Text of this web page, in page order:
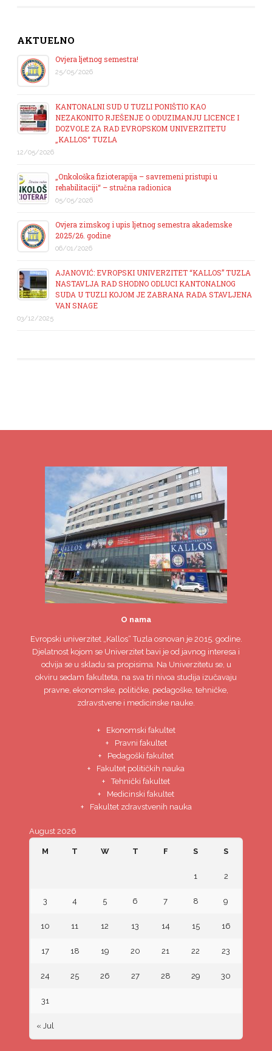
AKTUELNO
Ovjera ljetnog semestra!
25/05/2026
KANTONALNI SUD U TUZLI PONIŠTIO KAO
NEZAKONITO RJEŠENJE O ODUZIMANJU LICENCE I
DOZVOLE ZA RAD EVROPSKOM UNIVERZITETU
„KALLOS“ TUZLA
12/05/2026
„Onkološka fizioterapija – savremeni pristupi u
rehabilitaciji“ – stručna radionica
05/05/2026
Ovjera zimskog i upis ljetnog semestra akademske
2025/26. godine
06/01/2026
AJANOVIĆ: EVROPSKI UNIVERZITET “KALLOS” TUZLA
NASTAVLJA RAD SHODNO ODLUCI KANTONALNOG
SUDA U TUZLI KOJOM JE ZABRANA RADA STAVLJENA
VAN SNAGE
03/12/2025
O nama
Evropski univerzitet„Kallos“ Tuzla osnovan je 2015. godine.
Djelatnost kojom se Univerzitet bavi je od javnog interesa i
odvija se u skladu sa propisima. Na Univerzitetu se, u
okviru sedam fakulteta, na sva tri nivoa studija izučavaju
pravne, ekonomske, političke, pedagoške, tehničke,
zdravstvene i medicinske nauke.
Ekonomski fakultet
Pravni fakultet
Pedagoški fakultet
Fakultet političkih nauka
Tehnički fakultet
Medicinski fakultet
Fakultet zdravstvenih nauka
August 2026
M T W T F S S
« Jul
1 2
3 4 5 6 7 8 9
10 11 12 13 14 15 16
17 18 19 20 21 22 23
24 25 26 27 28 29 30
31